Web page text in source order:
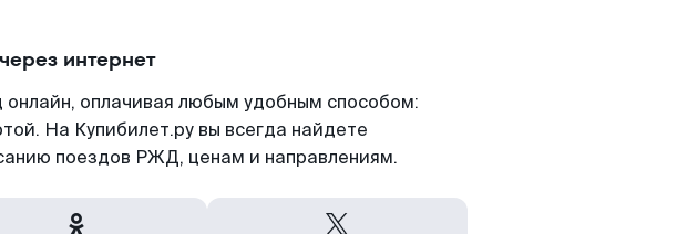
интернет
оплачивая любым удобным способом:
На Купибилет.ру вы всегда найдете
поездов РЖД, ценам и направлениям.